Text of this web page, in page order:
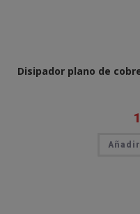
Disipador plano de